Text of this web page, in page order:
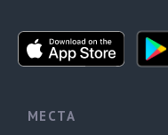
МЕСТА